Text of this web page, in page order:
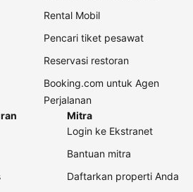
Rental Mobil
Pencari tiket pesawat
Reservasi restoran
Booking.com untuk Agen
Perjalanan
Mitra
Login ke Ekstranet
Bantuan mitra
Daftarkan properti Anda